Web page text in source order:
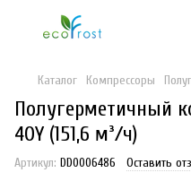
Каталог Компрессоры
Полугерметичный
40Y (151,6 м³/ч)
Артикул: DD0006486 Оставить